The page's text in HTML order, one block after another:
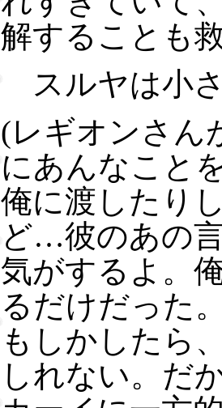
解することも
スルヤは小
(レギオンさん
にあんなこと
俺に渡したり
ど…彼のあの
気がするよ。
るだけだった
もしかしたら
しれない。だ